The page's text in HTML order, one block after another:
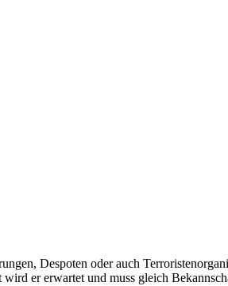
Despoten oder auch
er erwartet und muss gleich